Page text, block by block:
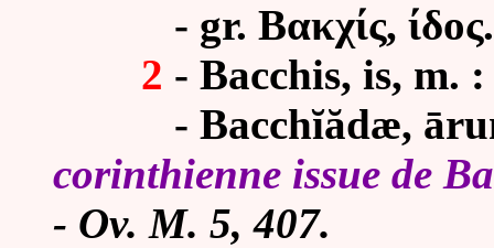
- gr. Βακχίς, ίδος.
2 - Bacchis, is, m.
- Bacchĭădæ, ārum,
corinthienne issue de
- Ov. M. 5, 407.